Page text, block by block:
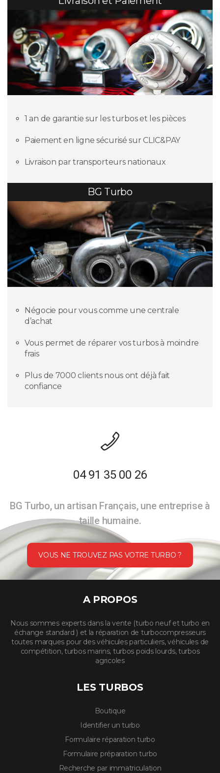
1 an de garantie sur les turbos et les pièces
Paiement en ligne sécurisé sur CLIC&PAY
Livraison par transporteurs nationaux
BG Turbo
Négocie pour vous comme une centrale
d’achat
Vous permet de réparer vos turbos à moindre
frais
Plus de 7000 clients nous ont déjà fait
confiance
04 91 35 00 26
BG Turbo, un artisan Français, une entreprise à
taille humaine.
VOUS NE TROUVEZ PAS VOTRE TURBO ?
A PROPOS
Nous sommes experts dans la vente (turbo neuf et turbo en
échange standard ) et la réparation de turbocompresseurs
toutes marques pour des véhicules particuliers, véhicules de
compétition, turbos marins, turbos poids lourds, turbos
agricoles
LES TURBOS
Boutique
Identifier un turbo
Formulaire réparation turbo
Formulaire préparation turbo
Recherche par immatriculation